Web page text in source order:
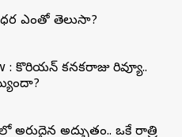
ధర ఎంతో తెలుసా?
: కొరియన్ కనకరాజు రివ్యూ..
అరుదైన అద్భుతం.. ఒకే రాత్రి